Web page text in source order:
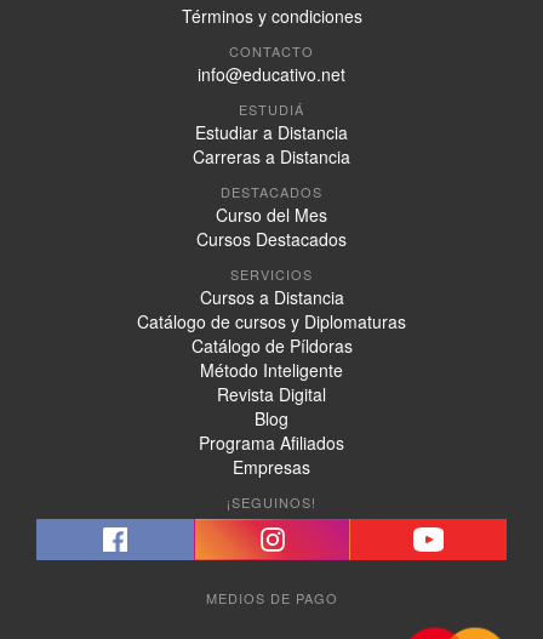
Términos y condiciones
CONTACTO
info@educativo.net
ESTUDIÁ
Estudiar a Distancia
Carreras a Distancia
DESTACADOS
Curso del Mes
Cursos Destacados
SERVICIOS
Cursos a Distancia
Catálogo de cursos y Diplomaturas
Catálogo de Píldoras
Método Inteligente
Revista Digital
Blog
Programa Afiliados
Empresas
¡SEGUINOS!
MEDIOS DE PAGO